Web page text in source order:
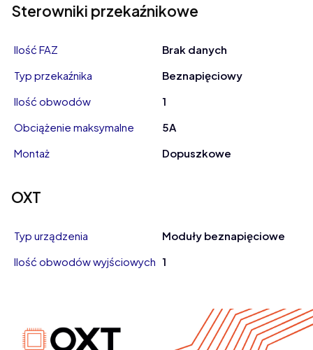
Sterowniki przekaźnikowe
Ilość FAZ
Brak danych
Typ przekaźnika
Beznapięciowy
Ilość obwodów
1
Obciążenie maksymalne
5A
Montaż
Dopuszkowe
OXT
Typ urządzenia
Moduły beznapięciowe
Ilość obwodów wyjściowych 1